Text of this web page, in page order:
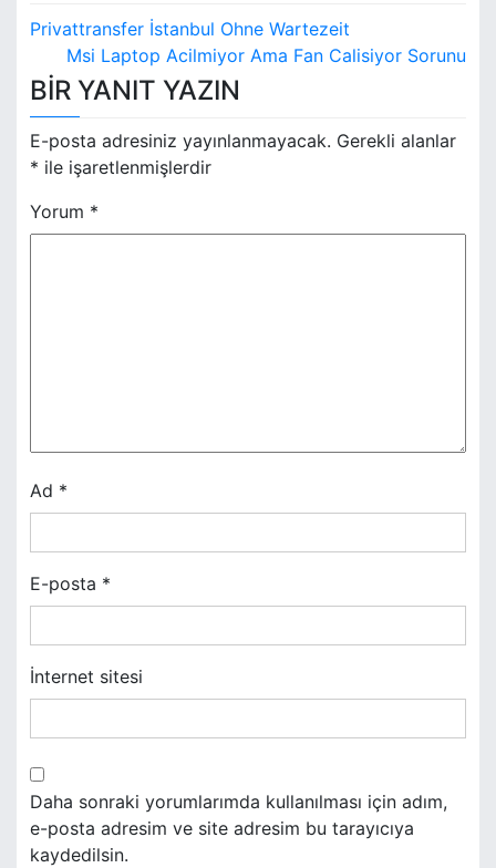
Y
z
ı
e
e
s
i
Privattransfer İstanbul Ohne Wartezeit
Msi Laptop Acilmiyor Ama Fan Calisiyor Sorunu
BIR YANIT YAZIN
E-posta adresiniz yayınlanmayacak. Gerekli alanlar
* ile işaretlenmişlerdir
Yorum *
Ad *
E-posta *
İnternet sitesi
Daha sonraki yorumlarımda kullanılması için adım,
e-posta adresim ve site adresim bu tarayıcıya
kaydedilsin.